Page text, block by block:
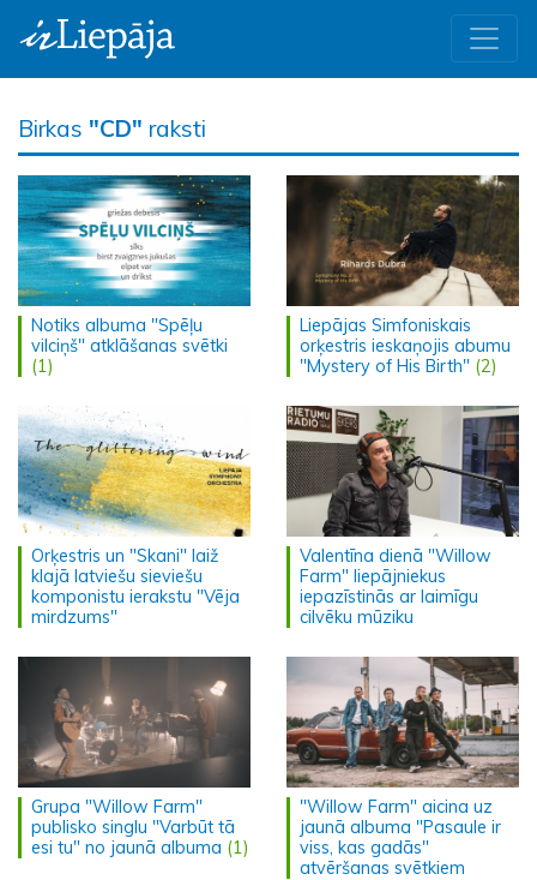
Birkas "CD" raksti
Notiks albuma "Spēļu
vilciņš" atklāšanas svētki
(1)
Liepājas Simfoniskais
orķestris ieskaņojis abumu
"Mystery of His Birth" (2)
Orķestris un "Skani" laiž
klajā latviešu sieviešu
komponistu ierakstu "Vēja
mirdzums"
Valentīna dienā "Willow
Farm" liepājniekus
iepazīstinās ar laimīgu
cilvēku mūziku
Grupa "Willow Farm"
publisko singlu "Varbūt tā
esi tu" no jaunā albuma (1)
"Willow Farm" aicina uz
jaunā albuma "Pasaule ir
viss, kas gadās"
atvēršanas svētkiem